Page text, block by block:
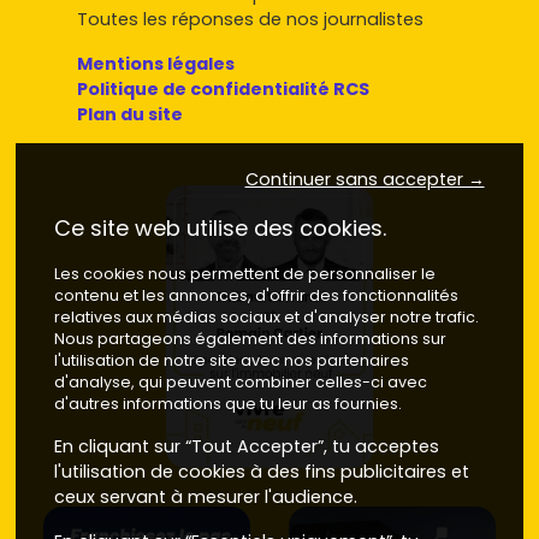
secteurs clés
Le choix du secteur influence directement le prix, la
demande locative et ton confort au quotidien :
Centre-ville / quartier de la Gare: ambiance locale,
Neufautour de5 500–7 000 €/m²,
ancien
autour de3 800–5 200 €/m²
Proximité du funiculaire Les Arcs(Montrigon,
coteau en surplomb) : très recherché pour la rapidité
d'accès au ski et la vue.Neufautour de6 000–7 500
€/m²,ancienautour de4 500–6 000 €/m² .
Arc 1600: station boisée et familiale, accès direct
depuis le funiculaire.Neufautour de7 500–9 500
€/m²,ancienautour de6 000–8 000 €/m²
Arc 1800: cœur animé du domaine, commerces et
pistes.Neufautour de7 500–10 000 €/m²,ancien
autour de 6 500–8 500 €/m².
Arcs 1950/2000: prestations et ski aux pieds
Toutes les réponses de nos journalistes
Mentions légales
Politique de confidentialité RCS
Plan du site
Continuer sans accepter →
Ce site web utilise des cookies.
Les cookies nous permettent de personnaliser le
contenu et les annonces, d'offrir des fonctionnalités
relatives aux médias sociaux et d'analyser notre trafic.
Nous partageons également des informations sur
l'utilisation de notre site avec nos partenaires
d'analyse, qui peuvent combiner celles-ci avec
d'autres informations que tu leur as fournies.
En cliquant sur “Tout Accepter”, tu acceptes
l'utilisation de cookies à des fins publicitaires et
ceux servant à mesurer l'audience.